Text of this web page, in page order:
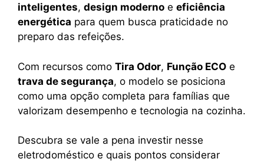
inteligentes, design moderno e eficiência
energética para quem busca praticidade no
preparo das refeições.
Com recursos como Tira Odor, Função ECO e
trava de segurança, o modelo se posiciona
como uma opção completa para famílias que
valorizam desempenho e tecnologia na cozinha.
Descubra se vale a pena investir nesse
eletrodoméstico e quais pontos considerar